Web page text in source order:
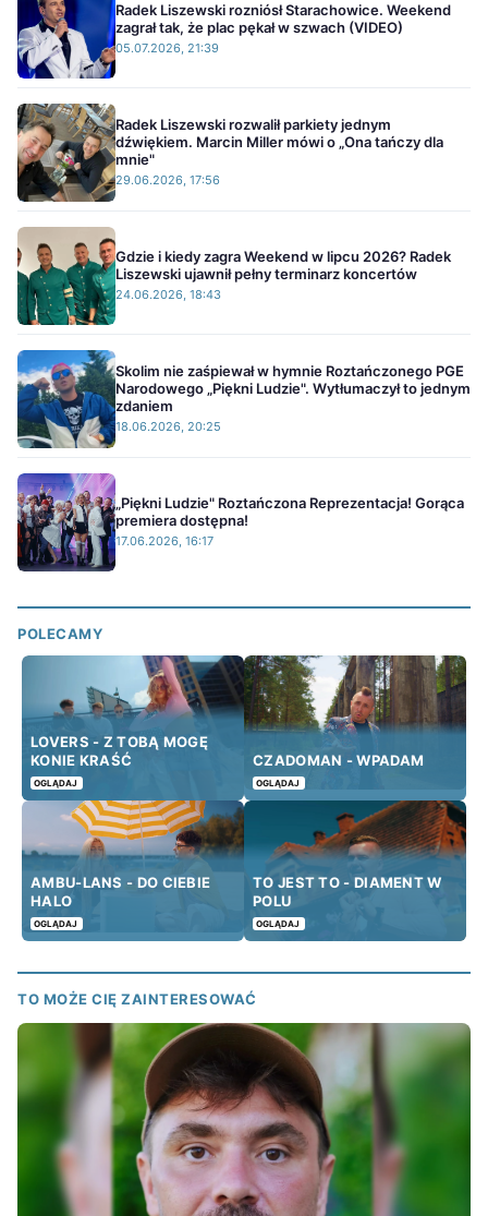
Radek Liszewski rozniósł Starachowice. Weekend
zagrał tak, że plac pękał w szwach (VIDEO)
05.07.2026, 21:39
Radek Liszewski rozwalił parkiety jednym
dźwiękiem. Marcin Miller mówi o „Ona tańczy dla
mnie"
29.06.2026, 17:56
Gdzie i kiedy zagra Weekend w lipcu 2026? Radek
Liszewski ujawnił pełny terminarz koncertów
24.06.2026, 18:43
Skolim nie zaśpiewał w hymnie Roztańczonego PGE
Narodowego „Piękni Ludzie". Wytłumaczył to jednym
zdaniem
18.06.2026, 20:25
„Piękni Ludzie" Roztańczona Reprezentacja! Gorąca
premiera dostępna!
17.06.2026, 16:17
POLECAMY
LOVERS - Z TOBĄ MOGĘ
KONIE KRAŚĆ
OGLĄDAJ
CZADOMAN - WPADAM
OGLĄDAJ
AMBU-LANS - DO CIEBIE
HALO
OGLĄDAJ
TO JEST TO - DIAMENT W
POLU
OGLĄDAJ
TO MOŻE CIĘ ZAINTERESOWAĆ